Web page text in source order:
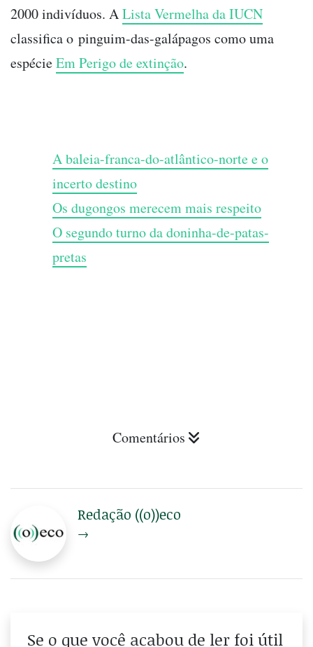
2000 indivíduos. ALista Vermelha da IUCN
classifica o pinguim-das-galápagos como uma
espécieEm Perigo de extinção.
A baleia-franca-do-atlântico-norte e o
incerto destino
Os dugongos merecem mais respeito
O segundo turno da doninha-de-patas-
pretas
Comentários
Redação ((o))eco
→
Se o que você acabou de ler foi útil